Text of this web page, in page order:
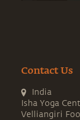
Contact Us
India
Isha Yoga
Velliangiri